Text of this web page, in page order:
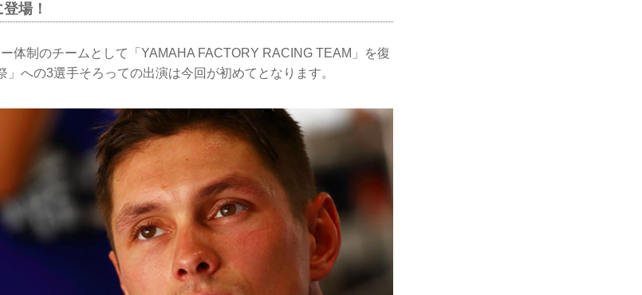
場！
体制のチームとして「YAMAHA FACTORY RACING TEAM」を復
への3選手そろっての出演は今回が初めてとなります。